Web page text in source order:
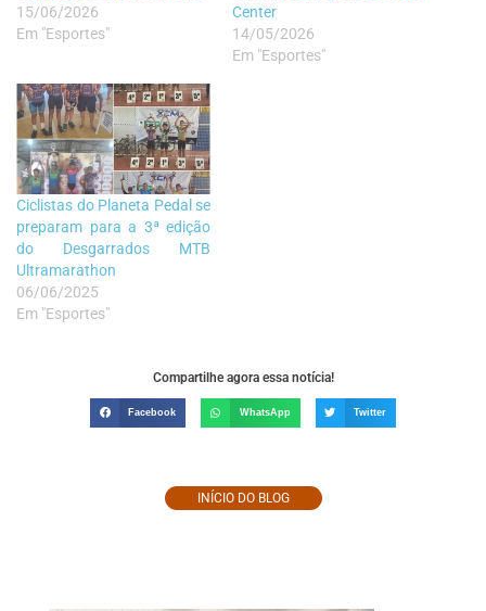
15/06/2026
Em "Esportes"
Center
14/05/2026
Em "Esportes"
Ciclistas do Planeta Pedal se
preparam para a 3ª edição
do Desgarrados MTB
Ultramarathon
06/06/2025
Em "Esportes"
Compartilhe agora essa notícia!
Facebook WhatsApp Twitter
INÍCIO DO BLOG